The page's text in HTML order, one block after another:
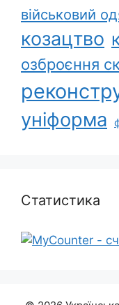
військовий
козацтво
озброєння
уніформа
Статистика